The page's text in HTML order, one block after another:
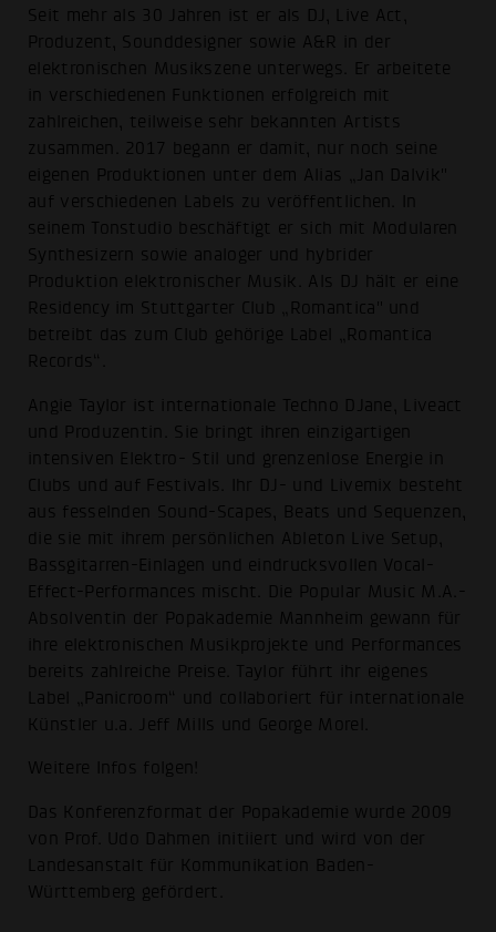
Seit mehr als 30 Jahren ist er als DJ, Live Act,
Produzent, Sounddesigner sowie A&R in der
elektronischen Musikszene unterwegs. Er arbeitete
in verschiedenen Funktionen erfolgreich mit
zahlreichen, teilweise sehr bekannten Artists
zusammen. 2017 begann er damit, nur noch seine
eigenen Produktionen unter dem Alias „Jan Dalvik"
auf verschiedenen Labels zu veröffentlichen. In
seinem Tonstudio beschäftigt er sich mit Modularen
Synthesizern sowie analoger und hybrider
Produktion elektronischer Musik. Als DJ hält er eine
Residency im Stuttgarter Club „Romantica" und
betreibt das zum Club gehörige Label „Romantica
Records“.
Angie Taylor ist internationale Techno DJane, Liveact
und Produzentin. Sie bringt ihren einzigartigen
intensiven Elektro- Stil und grenzenlose Energie in
Clubs und auf Festivals. Ihr DJ- und Livemix besteht
aus fesselnden Sound-Scapes, Beats und Sequenzen,
die sie mit ihrem persönlichen Ableton Live Setup,
Bassgitarren-Einlagen und eindrucksvollen Vocal-
Effect-Performances mischt. Die Popular Music M.A.-
Absolventin der Popakademie Mannheim gewann für
ihre elektronischen Musikprojekte und Performances
bereits zahlreiche Preise. Taylor führt ihr eigenes
Label „Panicroom“ und collaboriert für internationale
Künstler u.a. Jeff Mills und George Morel.
Weitere Infos folgen!
Das Konferenzformat der Popakademie wurde 2009
von Prof. Udo Dahmen initiiert und wird von der
Landesanstalt für Kommunikation Baden-
Württemberg gefördert.